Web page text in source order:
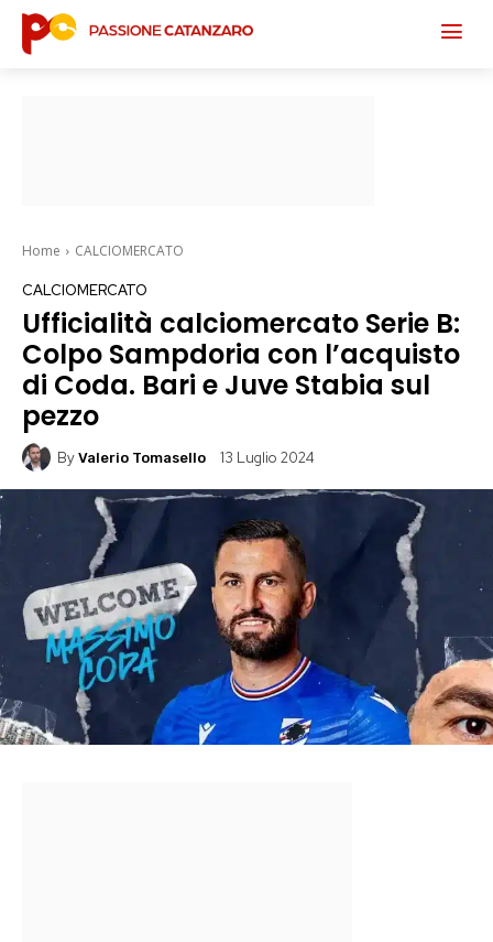
Home CALCIOMERCATO
CALCIOMERCATO
Ufficialità calciomercato Serie B:
Colpo Sampdoria con l’acquisto
di Coda. Bari e Juve Stabia sul
pezzo
By Valerio Tomasello 13 Luglio 2024